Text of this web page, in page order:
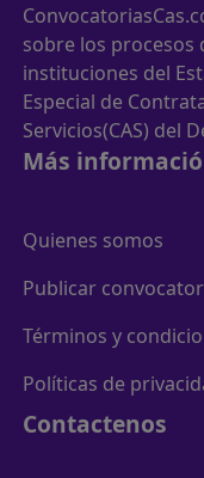
sobre los procesos
instituciones del
Especial de
Servicios(CAS) del
Más
Quienes somos
Publicar
Términos y
Políticas de
Contactenos